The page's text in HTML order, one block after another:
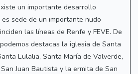
un importante desarrollo
sede de un importante nudo
las líneas de Renfe y FEVE. De
destacas la iglesia de Santa
Eulalia, Santa María de Valverde,
Juan Bautista y la ermita de San